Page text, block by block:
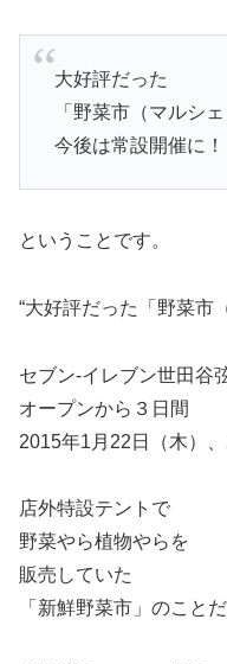
大好評だった
「野菜市（マルシ
今後は常設開催に！
ということです。
“大好評だった「野菜市
セブン-イレブン世田谷
オープンから３日間
2015年1月22日（木）
店外特設テントで
野菜やら植物やらを
販売していた
「新鮮野菜市」のこと